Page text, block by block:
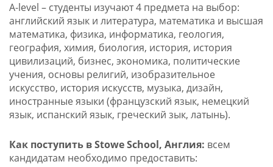
A-level – студенты изучают 4 предмета на выбор:
английский язык и литература, математика и высшая
математика, физика, информатика, геология,
география, химия, биология, история, история
цивилизаций, бизнес, экономика, политические
учения, основы религий, изобразительное
искусство, история искусств, музыка, дизайн,
иностранные языки (французский язык, немецкий
язык, испанский язык, греческий зык, латынь).
Как поступить в Stowe School, Англия: всем
кандидатам необходимо предоставить: